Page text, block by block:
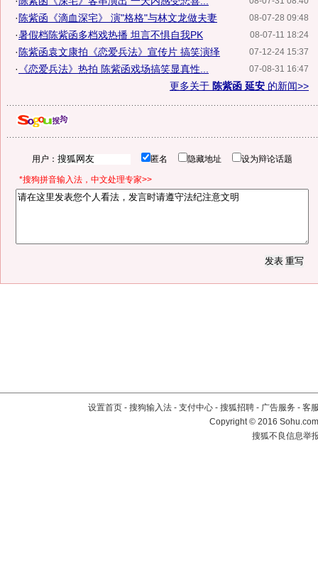
08-07-28 09:48
· 陈紫函《滴血深宅》 演"格格"与林文龙做夫妻
08-07-11 18:24
·暑假档陈紫函多档戏热播 坦言不惧自我PK
07-12-24 15:37
· 陈紫函袁文康拍《恋爱兵法》宣传片 搞笑演绎
07-08-31 16:47
·
《恋爱兵法》热拍 陈紫函戏场搞笑显真性...
更多关于 陈紫函 延安 的新闻>>
用户： 匿名 隐藏地址 设为辩论话题
*搜狗拼音输入法，中文处理专家>>
设置首页 - 搜狗输入法 - 支付中心 - 搜狐招聘 - 广告服务 - 客
Copyright©2016
搜狐不良信息举